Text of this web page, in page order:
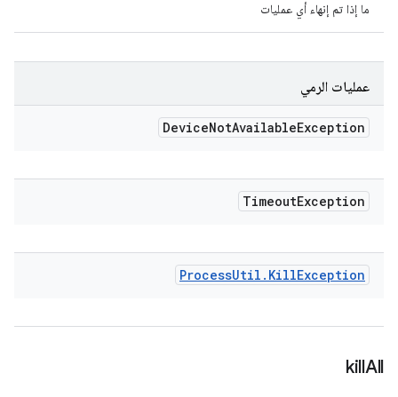
ما إذا تم إنهاء أي عمليات
عمليات الرمي
DeviceNotAvailableException
TimeoutException
ProcessUtil . KillException
killAll